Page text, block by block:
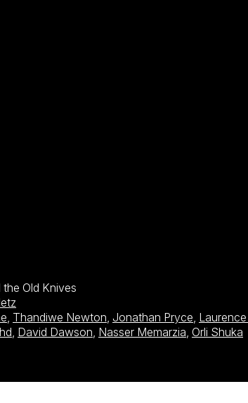
the Old Knives
Thandiwe Newton Jonathan Pryce
David Dawson Nasser Memarzia Orli Shuka